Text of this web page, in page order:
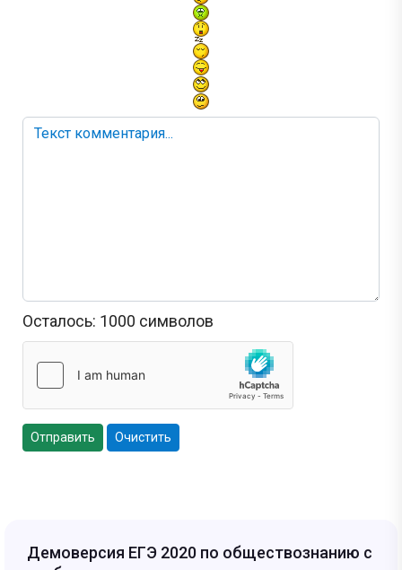
Осталось: 1000 символов
Отправить Очистить
Демоверсия ЕГЭ 2020 по обществознанию с